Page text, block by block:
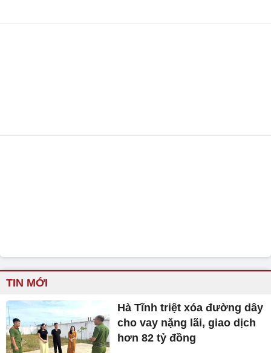
TIN MỚI
Hà Tĩnh triệt xóa đường dây
cho vay nặng lãi, giao dịch
hơn 82 tỷ đồng